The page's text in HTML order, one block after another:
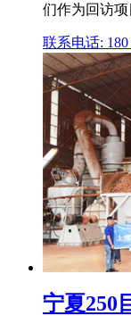
们作为回访项
联系电话: 180
宁夏250